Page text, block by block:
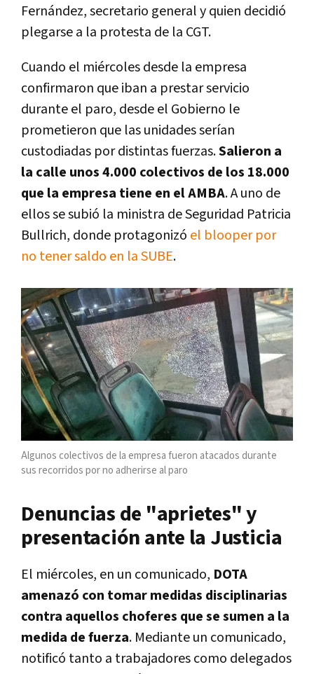
Fernández, secretario general y quien decidió
plegarse a la protesta de la CGT.
Cuando el miércoles desde la empresa
confirmaron que iban a prestar servicio
durante el paro, desde el Gobierno le
prometieron que las unidades serían
custodiadas por distintas fuerzas.Salieron a
la calle unos 4.000 colectivos de los 18.000
que la empresa tiene en el AMBA. A uno de
ellos se subió la ministra de Seguridad Patricia
Bullrich, donde protagonizó el blooper por
no tener saldo en la SUBE.
Algunos colectivos de la empresa fueron atacados durante
sus recorridos por no adherirse al paro
Denuncias de "aprietes" y
presentación ante la Justicia
El miércoles, en un comunicado, DOTA
amenazó con tomar medidas disciplinarias
contra aquellos choferes que se sumen a la
medida de fuerza. Mediante un comunicado,
notificó tanto a trabajadores como delegados